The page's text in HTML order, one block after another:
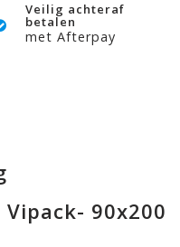
Veilig achteraf
betalen
met Afterpay
90x200